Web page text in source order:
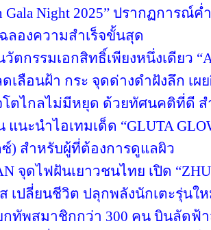
Gala Night 2025” ปรากฏการณ์
ลองความสำเร็จขั้นสุด
ตกรรมเอกสิทธิ์เพียงหนึ่งเดียว
ดเลือนฝ้า กระ จุดด่างดำฝังลึก เ
ตไกลไม่มีหยุด ด้วยทัศนคติที่ดี ส
แนะนำไอเทมเด็ด “GLUTA
) สำหรับผู้ที่ต้องการดูแลผิว
จุดไฟฝันเยาวชนไทย เปิด
เปลี่ยนชีวิต ปลุกพลังนักเตะรุ่น
กทัพสมาชิกกว่า 300 คน บินลัดฟ้